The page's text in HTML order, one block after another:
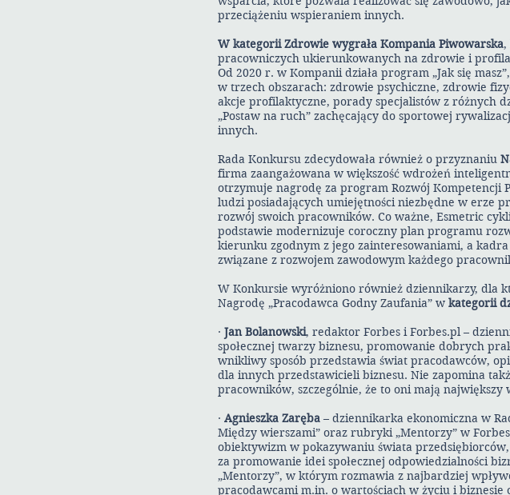
przeciążeniu wspieraniem innych.
W kategorii Zdrowie wygrała Kompania Piwowarska,
pracowniczych ukierunkowanych na zdrowie i
Od 2020 r. w Kompanii działa program „Jak się
w trzech obszarach: zdrowie psychiczne, zdrowie
akcje profilaktyczne, porady specjalistów z różnych
„Postaw na ruch” zachęcający do sportowej
innych.
Rada Konkursu zdecydowała również o przyznaniu
firma zaangażowana w większość wdrożeń
otrzymuje nagrodę za program Rozwój Kompetencji
ludzi posiadających umiejętności niezbędne w erze
rozwój swoich pracowników. Co ważne, Esmetric
podstawie modernizuje coroczny plan programu
kierunku zgodnym z jego zainteresowaniami, a
związane z rozwojem zawodowym każdego
W Konkursie wyróżniono również dziennikarzy, dla
Nagrodę „Pracodawca Godny Zaufania” w kategorii
· Jan Bolanowski, redaktor Forbes i Forbes.pl –
społecznej twarzy biznesu, promowanie dobrych
wnikliwy sposób przedstawia świat pracodawców,
dla innych przedstawicieli biznesu. Nie zapomina
pracowników, szczególnie, że to oni mają
· Agnieszka Zaręba – dziennikarka ekonomiczna w
Między wierszami” oraz rubryki „Mentorzy” w
obiektywizm w pokazywaniu świata
za promowanie idei społecznej odpowiedzialności
„Mentorzy”, w którym rozmawia z najbardziej
pracodawcami m.in. o wartościach w życiu i biznesie